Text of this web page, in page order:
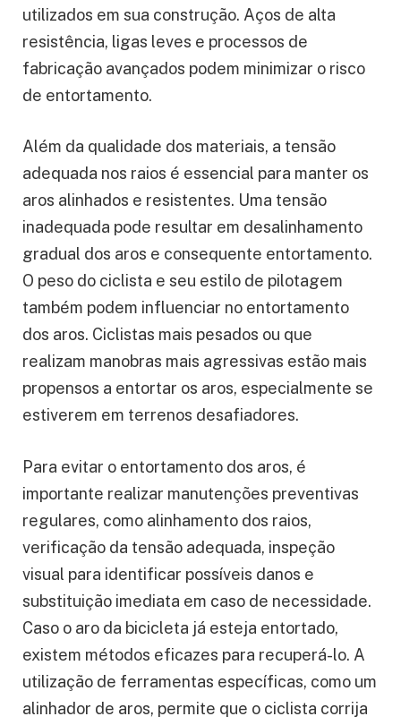
utilizados em sua construção. Aços de alta
resistência, ligas leves e processos de
fabricação avançados podem minimizar o risco
de entortamento.
Além da qualidade dos materiais, a tensão
adequada nos raios é essencial para manter os
aros alinhados e resistentes. Uma tensão
inadequada pode resultar em desalinhamento
gradual dos aros e consequente entortamento.
O peso do ciclista e seu estilo de pilotagem
também podem influenciar no entortamento
dos aros. Ciclistas mais pesados ou que
realizam manobras mais agressivas estão mais
propensos a entortar os aros, especialmente se
estiverem em terrenos desafiadores.
Para evitar o entortamento dos aros, é
importante realizar manutenções preventivas
regulares, como alinhamento dos raios,
verificação da tensão adequada, inspeção
visual para identificar possíveis danos e
substituição imediata em caso de necessidade.
Caso o aro da bicicleta já esteja entortado,
existem métodos eficazes para recuperá-lo. A
utilização de ferramentas específicas, como um
alinhador de aros, permite que o ciclista corrija